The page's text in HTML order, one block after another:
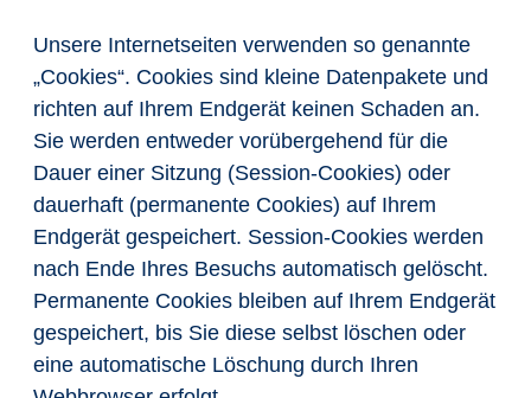
Unsere Internetseiten verwenden so genannte
„Cookies“. Cookies sind kleine Datenpakete und
richten auf Ihrem Endgerät keinen Schaden an.
Sie werden entweder vorübergehend für die
Dauer einer Sitzung (Session-Cookies) oder
dauerhaft (permanente Cookies) auf Ihrem
Endgerät gespeichert. Session-Cookies werden
nach Ende Ihres Besuchs automatisch gelöscht.
Permanente Cookies bleiben auf Ihrem Endgerät
gespeichert, bis Sie diese selbst löschen oder
eine automatische Löschung durch Ihren